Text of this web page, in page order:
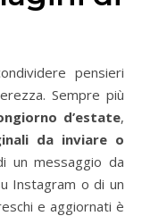
Sempre più
d’estate,
da inviare o
un messaggio da
Instagram o di un
e aggiornati è